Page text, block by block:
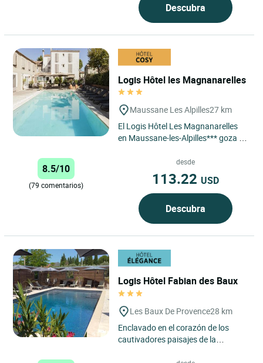
Descubra
Logis Hôtel les Magnanarelles
Maussane Les Alpilles27 km
El Logis Hôtel Les Magnanarelles
en Maussane-les-Alpilles*** goza de
del pintoresco...
8.5/10
(79 comentarios)
desde
113.22 USD
Descubra
Logis Hôtel Fabian des Baux
Les Baux De Provence28 km
Enclavado en el corazón de los
cautivadores paisajes de la